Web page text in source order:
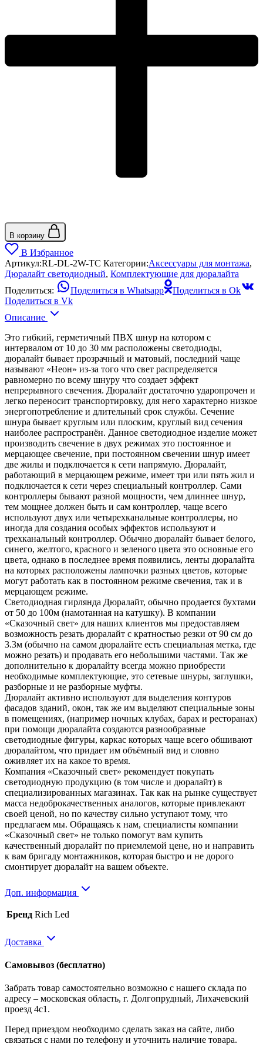
В корзину
В Избранное
Артикул:RL-DL-2W-TC Категории:Аксессуары для монтажа,
Дюралайт светодиодный, Комплектующие для дюралайта
Поделиться:
Поделиться в Whatsapp
Поделиться в Ok
Поделиться в Vk
Описание
Это гибкий, герметичный ПВХ шнур на котором с
интервалом от 10 до 30 мм расположены светодиоды,
дюралайт бывает прозрачный и матовый, последний чаще
называют «Неон» из-за того что свет распределяется
равномерно по всему шнуру что создает эффект
непрерывного свечения. Дюралайт достаточно ударопрочен и
легко переносит транспортировку, для него характерно низкое
энергопотребление и длительный срок службы. Сечение
шнура бывает круглым или плоским, круглый вид сечения
наиболее распространён. Данное светодиодное изделие может
производить свечение в двух режимах это постоянное и
мерцающее свечение, при постоянном свечении шнур имеет
две жилы и подключается к сети напрямую. Дюралайт,
работающий в мерцающем режиме, имеет три или пять жил и
подключается к сети через специальный контроллер. Сами
контроллеры бывают разной мощности, чем длиннее шнур,
тем мощнее должен быть и сам контроллер, чаще всего
используют двух или четырехканальные контроллеры, но
иногда для создания особых эффектов используют и
трехканальный контроллер. Обычно дюралайт бывает белого,
синего, желтого, красного и зеленого цвета это основные его
цвета, однако в последнее время появились, ленты дюралайта
на которых расположены лампочки разных цветов, которые
могут работать как в постоянном режиме свечения, так и в
мерцающем режиме.
Светодиодная гирлянда Дюралайт, обычно продается бухтами
от 50 до 100м (намотанная на катушку). В компании
«Сказочный свет» для наших клиентов мы предоставляем
возможность резать дюралайт с кратностью резки от 90 см до
3.3м (обычно на самом дюралайте есть специальная метка, где
можно резать) и продавать его небольшими частями. Так же
дополнительно к дюралайту всегда можно приобрести
необходимые комплектующие, это сетевые шнуры, заглушки,
разборные и не разборные муфты.
Дюралайт активно используют для выделения контуров
фасадов зданий, окон, так же им выделяют специальные зоны
в помещениях, (например ночных клубах, барах и ресторанах)
при помощи дюралайта создаются разнообразные
светодиодные фигуры, каркас которых чаще всего обшивают
дюралайтом, что придает им объёмный вид и словно
оживляет их на какое то время.
Компания «Сказочный свет» рекомендует покупать
светодиодную продукцию (в том числе и дюралайт) в
специализированных магазинах. Так как на рынке существует
масса недоброкачественных аналогов, которые привлекают
своей ценой, но по качеству сильно уступают тому, что
предлагаем мы. Обращаясь к нам, специалисты компании
«Сказочный свет» не только помогут вам купить
качественный дюралайт по приемлемой цене, но и направить
к вам бригаду монтажников, которая быстро и не дорого
смонтирует дюралайт на вашем объекте.
Доп. информация
Бренд Rich Led
Доставка
Самовывоз (бесплатно)
Забрать товар самостоятельно возможно с нашего склада по
адресу – московская область, г. Долгопрудный, Лихачевский
проезд 4с1.
Перед приездом необходимо сделать заказ на сайте, либо
связаться с нами по телефону и уточнить наличие товара.